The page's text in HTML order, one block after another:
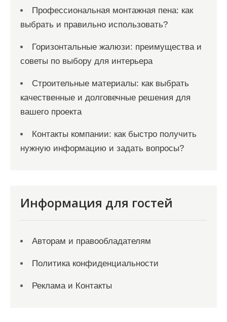
Профессиональная монтажная пена: как
выбрать и правильно использовать?
Горизонтальные жалюзи: преимущества и
советы по выбору для интерьера
Строительные материалы: как выбрать
качественные и долговечные решения для
вашего проекта
Контакты компании: как быстро получить
нужную информацию и задать вопросы?
Информация для гостей
Авторам и правообладателям
Политика конфиденциальности
Реклама и Контакты